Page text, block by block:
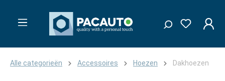
Alle categorieën Accessoires Hoezen Dakhoezen